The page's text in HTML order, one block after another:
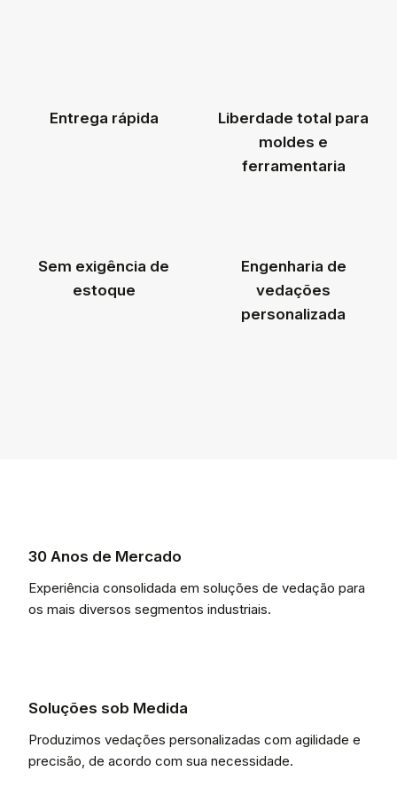
Entrega rápida
Liberdade total para
moldes e
ferramentaria
Sem exigência de
estoque
Engenharia de
vedações
personalizada
30 Anos de Mercado
Experiência consolidada em soluções de vedação para
os mais diversos segmentos industriais.
Soluções sob Medida
Produzimos vedações personalizadas com agilidade e
precisão, de acordo com sua necessidade.